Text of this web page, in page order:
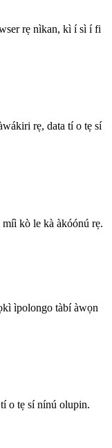
rẹ nìkan, kì í sì í fi
rẹ, data tí o tẹ sí
kò le kà àkóónú rẹ.
ìpolongo tàbí àwọn
o tẹ sí nínú olupin.